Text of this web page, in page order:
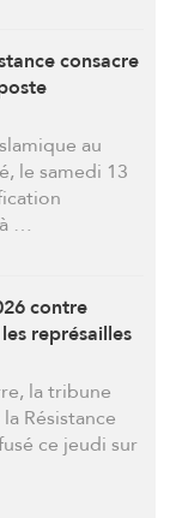
consacre
au
le samedi 13
…
contre
représailles
la tribune
Résistance
ce jeudi sur